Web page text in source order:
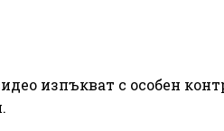
изпъкват с особен